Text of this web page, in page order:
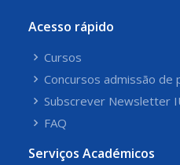
Acesso rápido
Cursos
Concursos admissão de
Subscrever Newsletter
FAQ
Serviços Académicos